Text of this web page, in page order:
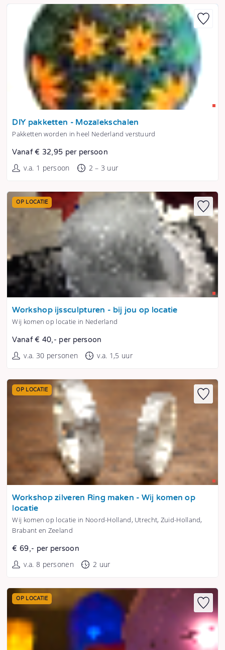
Tonen
DIY pakketten - Mozaïekschalen
Pakketten worden in heel Nederland verstuurd
Vanaf € 32,95 per persoon
v.a. 1 persoon 2 – 3 uur
Tonen
OP LOCATIE
Workshop ijssculpturen - bij jou op locatie
Wij komen op locatie in Nederland
Vanaf € 40,- per persoon
v.a. 30 personen v.a. 1,5 uur
Tonen
OP LOCATIE
Workshop zilveren Ring maken - Wij komen op
locatie
Wij komen op locatie in Noord-Holland, Utrecht, Zuid-Holland,
Brabant en Zeeland
€ 69,- per persoon
v.a. 8 personen 2 uur
OP LOCATIE